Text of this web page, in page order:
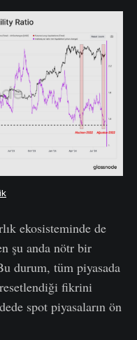
ekosisteminde de
şu anda nötr bir
durum, tüm piyasada
fikrini
spot piyasaların ön